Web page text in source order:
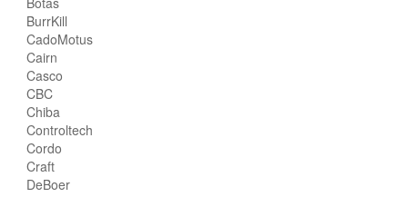
BurrKill
CadoMotus
Cairn
Casco
CBC
Chiba
Controltech
Cordo
Craft
DeBoer